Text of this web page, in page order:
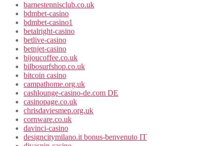
barnestennisclub.co.uk
bdmbet-casino
bdmbet-casino1
betalright-casino
betlive-casino
betnjet-casino
bijoucoffee.co.uk
bilbosurfshop.co.uk
bitcoin casino
campathome.org.uk
cashlounge-casino-de.com DE
casinopage.co.uk
chrisdaviesmep.org.uk
cornware.co.uk
davinci-casino
designcitymilano.it bonus-benvenuto IT